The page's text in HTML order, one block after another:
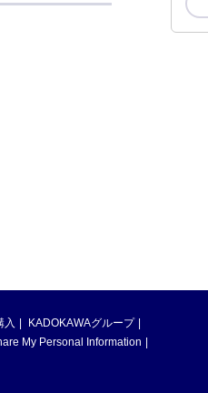
入
KADOKAWAグループ
My Personal Information